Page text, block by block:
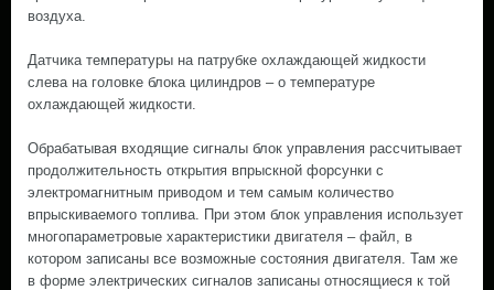
воздуха.
Датчика температуры на патрубке охлаждающей жидкости
слева на головке блока цилиндров – о температуре
охлаждающей жидкости.
Обрабатывая входящие сигналы блок управления рассчитывает
продолжительность открытия впрыскной форсунки с
электромагнитным приводом и тем самым количество
впрыскиваемого топлива. При этом блок управления использует
многопараметровые характеристики двигателя – файл, в
котором записаны все возможные состояния двигателя. Там же
в форме электрических сигналов записаны относящиеся к той